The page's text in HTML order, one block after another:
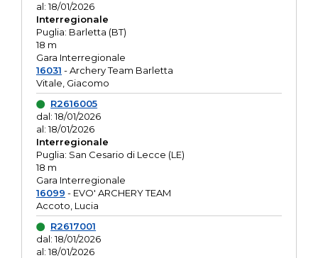
al: 18/01/2026
Interregionale
Puglia: Barletta (BT)
18 m
Gara Interregionale
16031 - Archery Team Barletta
Vitale, Giacomo
R2616005
dal: 18/01/2026
al: 18/01/2026
Interregionale
Puglia: San Cesario di Lecce (LE)
18 m
Gara Interregionale
16099 - EVO' ARCHERY TEAM
Accoto, Lucia
R2617001
dal: 18/01/2026
al: 18/01/2026